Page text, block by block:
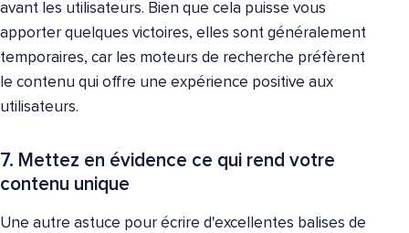
avant les utilisateurs. Bien que cela puisse vous
apporter quelques victoires, elles sont généralement
temporaires, car les moteurs de recherche préfèrent
le contenu qui offre une expérience positive aux
utilisateurs.
7. Mettez en évidence ce qui rend votre
contenu unique
Une autre astuce pour écrire d'excellentes balises de